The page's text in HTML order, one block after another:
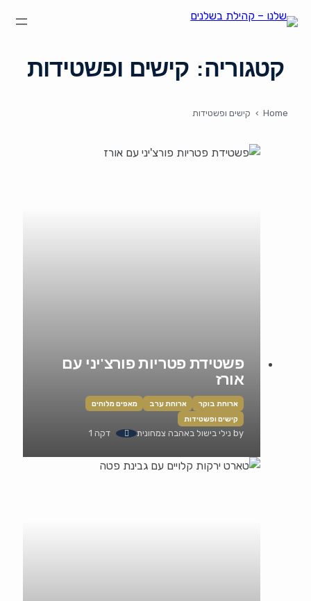
תקנון ותנאי שימוש
קטגוריה: קישים ופשטידות
Home
› קישים ופשטידות
פשטידת פטריות פורצ'יני עם
אורז
ארוחת בוקר ארוחת ערב
מאפים מלוחים
קישים ופשטידות
by נילי בישול באהבה צמחונית דקה 1